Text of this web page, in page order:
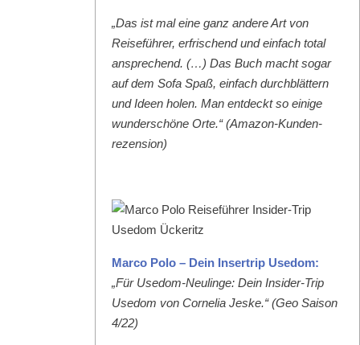
„Das ist mal eine ganz andere Art von
Reise­führer, erfrischend und ein­fach total
ansprechend. (…) Das Buch macht sog­ar
auf dem Sofa Spaß, ein­fach durch­blät­tern
und Ideen holen. Man ent­deckt so einige
wun­der­schöne Orte.“ (Ama­zon-Kun­den­
rezen­sion)
Mar­co Polo – Dein Inser­trip Use­dom:
„Für Use­dom-Neulinge: Dein Insid­er-Trip
Use­dom von Cor­nelia Jeske.“ (Geo Sai­son
4/22)